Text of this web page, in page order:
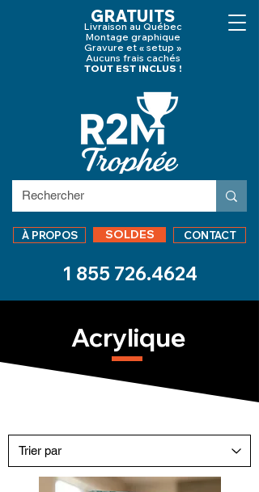
GRATUITS
Livraison au Québec
Montage graphique
Gravure et « setup »
Aucuns frais cachés
TOUT EST INCLUS !
À PROPOS SOLDES CONTACT
1 855 726.4624
Acrylique